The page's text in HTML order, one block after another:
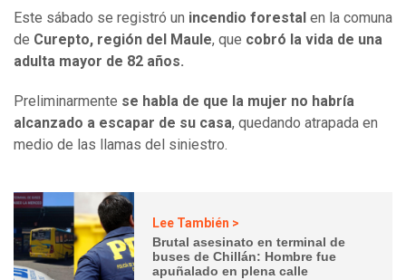
Este sábado se registró un incendio forestal en la comuna
de Curepto, región del Maule, que cobró la vida de una
adulta mayor de 82 años.
Preliminarmente se habla de que la mujer no habría
alcanzado a escapar de su casa, quedando atrapada en
medio de las llamas del siniestro.
Lee También >
Brutal asesinato en terminal de
buses de Chillán: Hombre fue
apuñalado en plena calle